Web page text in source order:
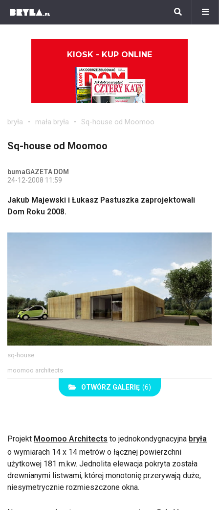
KIOSK - KUP ONLINE
bryła mała bryła Sq-house od Moomoo
Sq-house od Moomoo
bumaGAZETA DOM
24-12-2008 11:59
Jakub Majewski i Łukasz Pastuszka zaprojektowali
Dom Roku 2008.
sq-house
moomoo architects
OTWÓRZ GALERIĘ (6)
Projekt Moomoo Architects to jednokondygnacyjna bryła
o wymiarach 14 x 14 metrów o łącznej powierzchni
użytkowej 181 m.kw. Jednolita elewacja pokryta została
drewnianymi listwami, której monotonię przerywają duże,
niesymetrycznie rozmieszczone okna.